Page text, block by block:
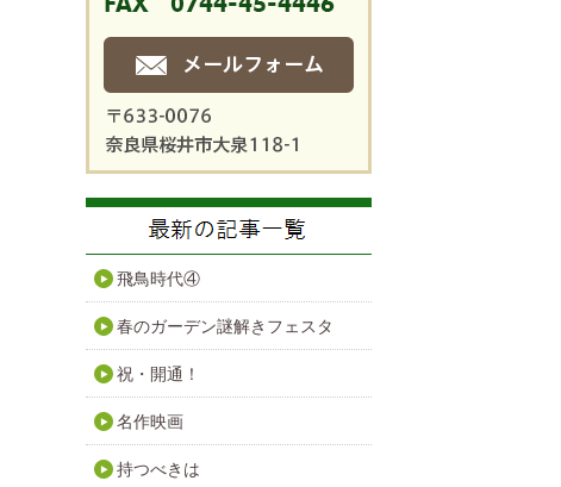
飛鳥時代④
春のガーデン謎解きフェスタ
祝・開通！
名作映画
持つべきは